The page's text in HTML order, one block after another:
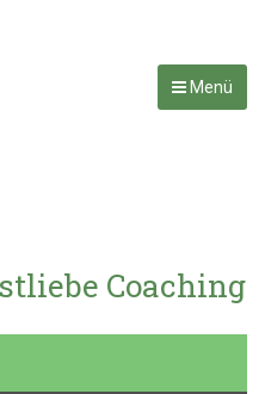
Menü
Coaching